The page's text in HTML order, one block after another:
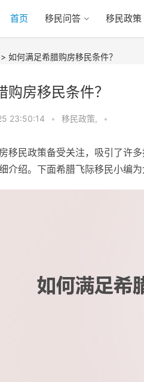
首页 移民问答 移民政策
> 如何满足希腊购房移民条件？
购房移民条件？
23:50:14 • 移民政策, •
移民政策备受关注，吸引了许
介绍。下面希腊飞际移民小编